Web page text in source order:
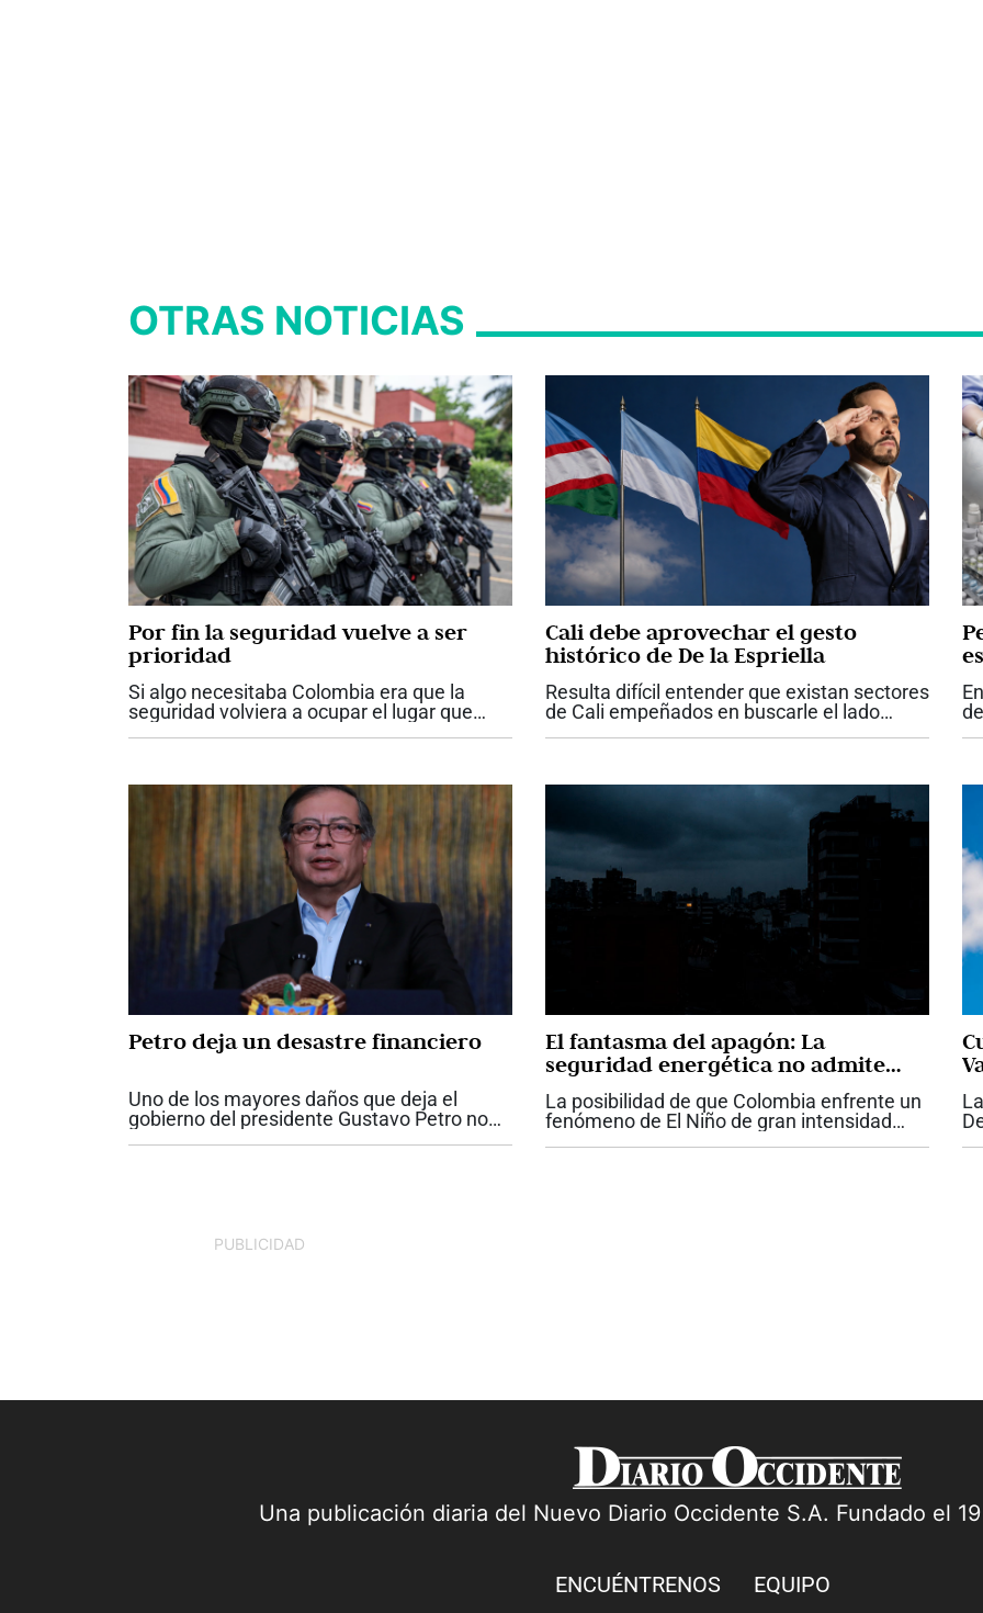
OTRAS NOTICIAS
Por fin la seguridad vuelve a ser
prioridad
Si algo necesitaba Colombia era que la
seguridad volviera a ocupar el lugar que
nunca debió perder dentro de las
Espriella...
Cali debe aprovechar el gesto
histórico de De la Espriella
Resulta difícil entender que existan sectores
de Cali empeñados en buscarle el lado
negativo a uno de los hechos más
el...
Petro deja un desastre financiero
Uno de los mayores daños que deja el
gobierno del presidente Gustavo Petro no
se ve a simple vista. No está únicamente en
El fantasma del apagón: La
seguridad energética no admite
más improvisación
La posibilidad de que Colombia enfrente un
fenómeno de El Niño de gran intensidad
vuelve a poner sobre la mesa una discusión
PUBLICIDAD
Una publicación diaria del Nuevo Diario Occidente S.A. Fundado el
ENCUÉNTRENOS EQUIPO